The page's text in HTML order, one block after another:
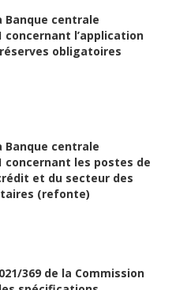
Banque centrale
concernant l’application
obligatoires
Banque centrale
concernant les postes de
et du secteur des
(refonte)
369 de la Commission